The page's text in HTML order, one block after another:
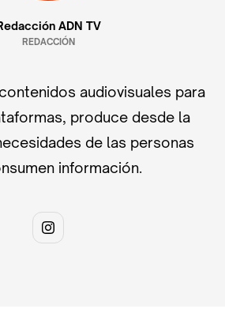
ADN TV
REDACCIÓN
audiovisuales para
produce desde la
de las personas
información.